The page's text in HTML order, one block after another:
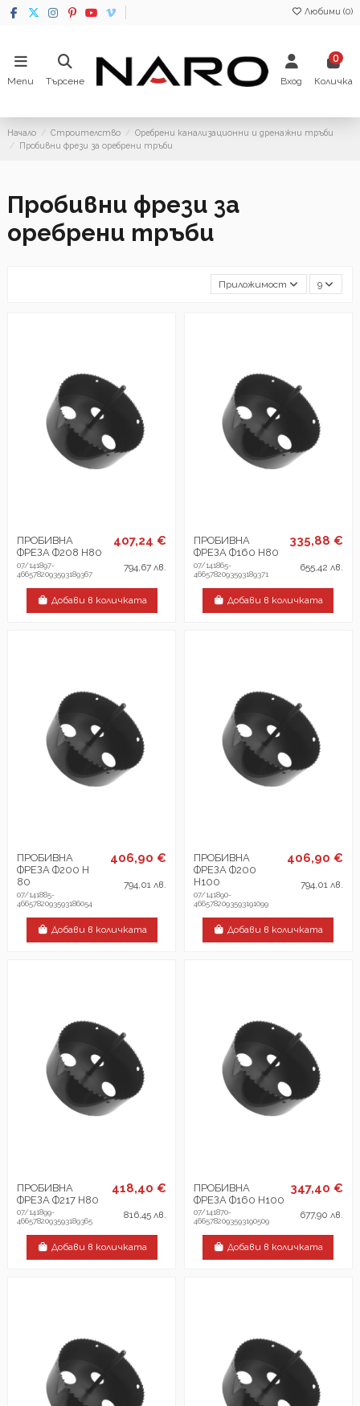
Любими (0)
Menu Търсене Вход
0
Количка
Начало Строителство
Оребрени канализационни и дренажни тръби
Пробивни фрези за оребрени тръби
Пробивни фрези за
оребрени тръби
Приложимост 9
ПРОБИВНА
ФРЕЗА Ф208 H80
07/141897-
4665782093593189367
407,24 €
794,67 лв.
Добави в количката
ПРОБИВНА
ФРЕЗА Ф160 H80
07/141865-
4665782093593189371
335,88 €
655,42 лв.
Добави в количката
ПРОБИВНА
ФРЕЗА Ф200 H
80
07/141885-
4665782093593186054
406,90 €
794,01 лв.
Добави в количката
ПРОБИВНА
ФРЕЗА Ф200
H100
07/141890-
4665782093593191099
406,90 €
794,01 лв.
Добави в количката
ПРОБИВНА
ФРЕЗА Ф217 H80
07/141899-
4665782093593189365
418,40 €
816,45 лв.
Добави в количката
ПРОБИВНА
ФРЕЗА Ф160 H100
07/141870-
4665782093593190509
347,40 €
677,90 лв.
Добави в количката